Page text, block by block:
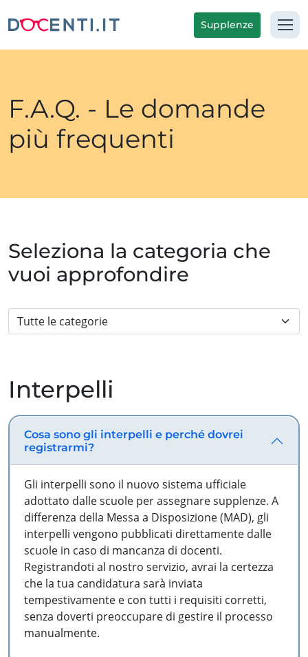
Supplenze
F.A.Q. - Le domande
più frequenti
Seleziona la categoria che
vuoi approfondire
Interpelli
Cosa sono gli interpelli e perché dovrei
registrarmi?
Gli interpelli sono il nuovo sistema ufficiale
adottato dalle scuole per assegnare supplenze. A
differenza della Messa a Disposizione (MAD), gli
interpelli vengono pubblicati direttamente dalle
scuole in caso di mancanza di docenti.
Registrandoti al nostro servizio, avrai la certezza
che la tua candidatura sarà inviata
tempestivamente e con tutti i requisiti corretti,
senza doverti preoccupare di gestire il processo
manualmente.